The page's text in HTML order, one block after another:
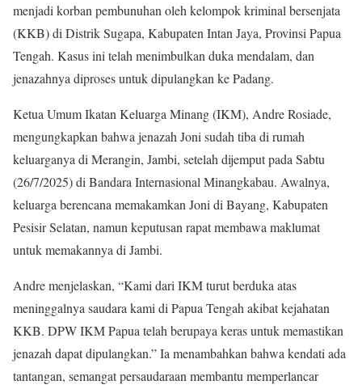
menjadi korban pembunuhan oleh kelompok kriminal bersenjata
(KKB) di Distrik Sugapa, Kabupaten Intan Jaya, Provinsi Papua
Tengah. Kasus ini telah menimbulkan duka mendalam, dan
jenazahnya diproses untuk dipulangkan ke Padang.
Ketua Umum Ikatan Keluarga Minang (IKM), Andre Rosiade,
mengungkapkan bahwa jenazah Joni sudah tiba di rumah
keluarganya di Merangin, Jambi, setelah dijemput pada Sabtu
(26/7/2025) di Bandara Internasional Minangkabau. Awalnya,
keluarga berencana memakamkan Joni di Bayang, Kabupaten
Pesisir Selatan, namun keputusan rapat membawa maklumat
untuk memakannya di Jambi.
Andre menjelaskan, “Kami dari IKM turut berduka atas
meninggalnya saudara kami di Papua Tengah akibat kejahatan
KKB. DPW IKM Papua telah berupaya keras untuk memastikan
jenazah dapat dipulangkan.” Ia menambahkan bahwa kendati ada
tantangan, semangat persaudaraan membantu memperlancar